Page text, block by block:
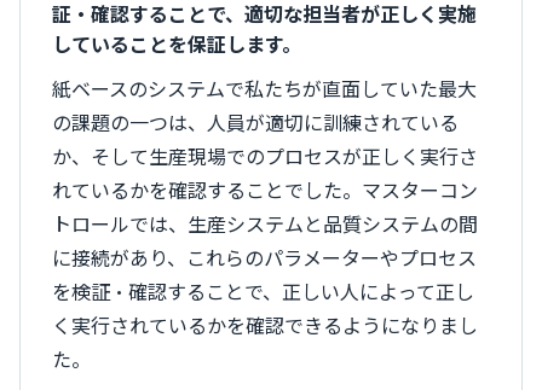
証・確認することで、適切な担当者が正しく実施
していることを保証します。
紙ベースのシステムで私たちが直面していた最大
の課題の一つは、人員が適切に訓練されている
か、そして生産現場でのプロセスが正しく実行さ
れているかを確認することでした。マスターコン
トロールでは、生産システムと品質システムの間
に接続があり、これらのパラメーターやプロセス
を検証・確認することで、正しい人によって正し
く実行されているかを確認できるようになりまし
た。